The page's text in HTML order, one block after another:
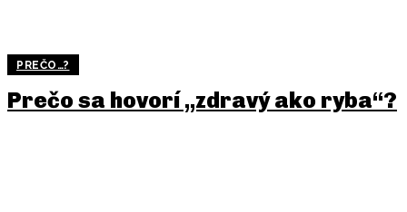
PREČO…?
Prečo sa hovorí „zdravý ako ryba“?